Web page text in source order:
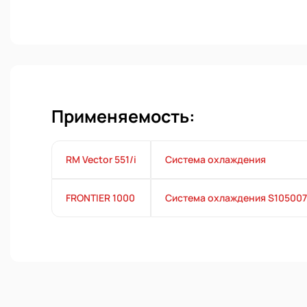
Применяемость:
RM Vector 551/i Система охлаждения
FRONTIER 1000 Система охлаждения